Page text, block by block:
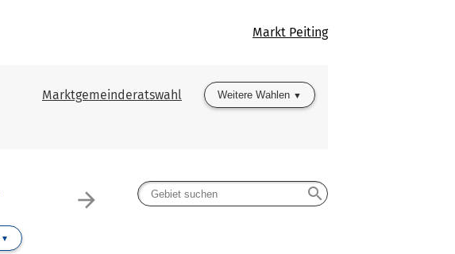
Markt Peiting
Marktgemeinderatswahl Weitere Wahlen
arrow_forward search